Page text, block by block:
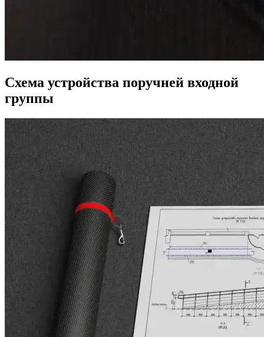
Схема устройства поручней входной
группы